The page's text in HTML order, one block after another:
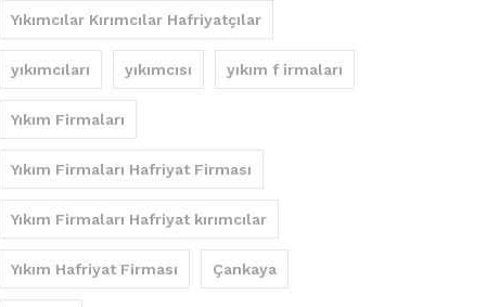
Yıkımcılar Kırımcılar Hafriyatçılar
yıkımcıları yıkımcısı yıkım f irmaları
Yıkım Firmaları
Yıkım Firmaları Hafriyat Firması
Yıkım Firmaları Hafriyat kırımcılar
Yıkım Hafriyat Firması Çankaya